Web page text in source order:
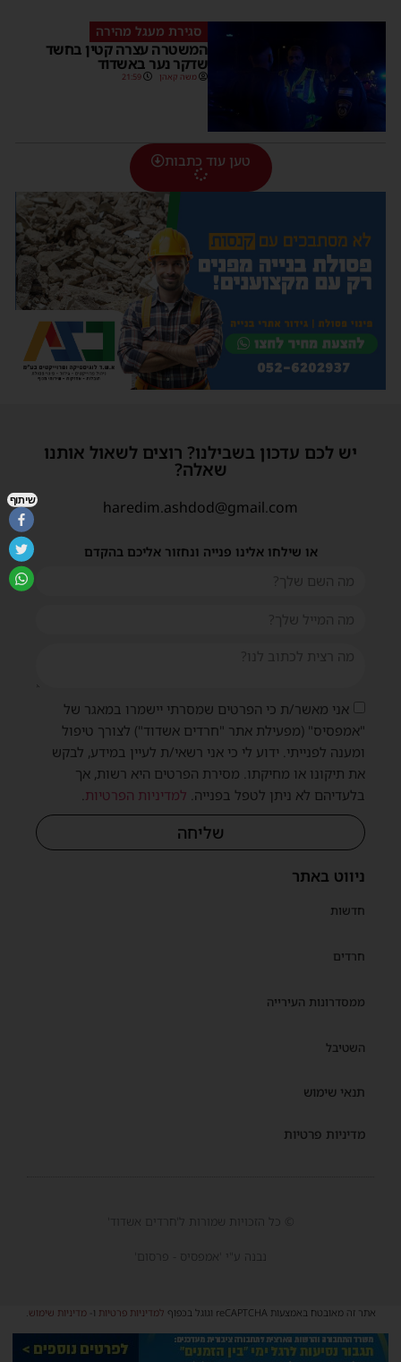
סגירת מעגל מהירה
המשטרה עצרה קטין בחשד
שדקר נער באשדוד
משה קאהן 21:59
טען עוד כתבות
ניווט באתר
חדשות
חרדים
ממסדרונות העירייה
השטיבל
תנאי שימוש
מדיניות פרטיות
יש לכם עדכון בשבילנו? רוצים לשאול אותנו
שאלה?
haredim.ashdod@gmail.com
או שילחו אלינו פנייה ונחזור אליכם בהקדם
אני מאשר/ת כי הפרטים שמסרתי יישמרו במאגר של
"אמפסיס" (מפעילת אתר "חרדים אשדוד") לצורך טיפול
ומענה לפנייתי. ידוע לי כי אני רשאי/ת לעיין במידע, לבקש
את תיקונו או מחיקתו. מסירת הפרטים היא רשות, אך
בלעדיהם לא ניתן לטפל בפנייה. למדיניות הפרטיות.
שליחה
© כל הזכויות שמורות ל'חרדים אשדוד'
נבנה ע"י 'אמפסיס - פרסום'
אתר זה מאובטח באמצעות reCAPTCHA וגוגל בכפוף למדיניות פרטיות ו-מדיניות שימוש.
שיתוף